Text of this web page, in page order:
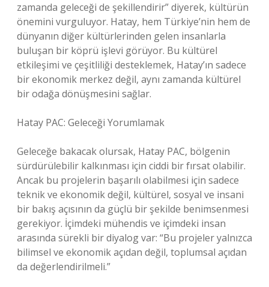
zamanda geleceği de şekillendirir” diyerek, kültürün
önemini vurguluyor. Hatay, hem Türkiye’nin hem de
dünyanın diğer kültürlerinden gelen insanlarla
buluşan bir köprü işlevi görüyor. Bu kültürel
etkileşimi ve çeşitliliği desteklemek, Hatay’ın sadece
bir ekonomik merkez değil, aynı zamanda kültürel
bir odağa dönüşmesini sağlar.
Hatay PAC: Geleceği Yorumlamak
Geleceğe bakacak olursak, Hatay PAC, bölgenin
sürdürülebilir kalkınması için ciddi bir fırsat olabilir.
Ancak bu projelerin başarılı olabilmesi için sadece
teknik ve ekonomik değil, kültürel, sosyal ve insani
bir bakış açısının da güçlü bir şekilde benimsenmesi
gerekiyor. İçimdeki mühendis ve içimdeki insan
arasında sürekli bir diyalog var: “Bu projeler yalnızca
bilimsel ve ekonomik açıdan değil, toplumsal açıdan
da değerlendirilmeli.”